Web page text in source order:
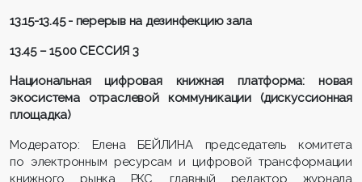
13.15-13.45 - перерыв на дезинфекцию зала
13.45 – 15.00 СЕССИЯ 3
Национальная цифровая книжная платформа: новая
экосистема отраслевой коммуникации (дискуссионная
площадка)
Модератор: Елена БЕЙЛИНА председатель комитета
по электронным ресурсам и цифровой трансформации
книжного рынка РКС, главный редактор журнала